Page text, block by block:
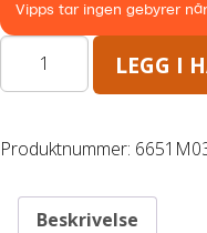
TILHENGERE
Båthenger
Varehenger
Skaphenger
Opplagshenger
LEGG I
Produktnummer:
Beskrivelse